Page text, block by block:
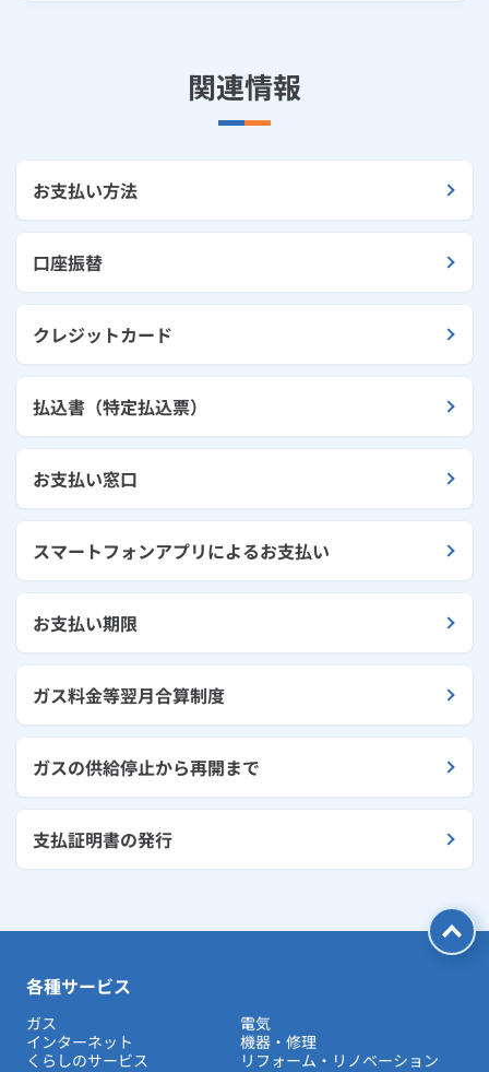
関連情報
お支払い方法
口座振替
クレジットカード
払込書（特定払込票）
お支払い窓口
スマートフォンアプリによるお支払い
お支払い期限
ガス料金等翌月合算制度
ガスの供給停止から再開まで
支払証明書の発行
各種サービス
ガス
電気
インターネット
機器・修理
くらしのサービス
リフォーム・リノベーション